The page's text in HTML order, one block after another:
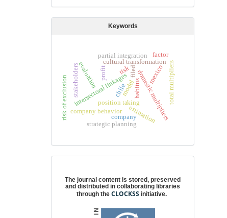
Keywords
filed
habitus
cultural transformation
position taking
intersectoral linkages domestic multiplierstotal multipliers
estimation
partial integration
model
profit risk
company behavior
company
chile
mexico
factor
evaluation
strategic planning
stakeholders
risk of exclusion
The journal content is stored, preserved
and distributed in collaborating libraries
through theCLOCKSS initiative.